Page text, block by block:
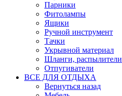
Парники
Фитолампы
Ящики
Ручной инструмент
Тачки
Укрывной материал
Шланги, распылители
Отпугиватели
ВСЕ ДЛЯ ОТДЫХА
Вернуться назад